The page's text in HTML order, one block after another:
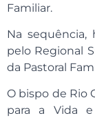
Familiar.
Na sequência,
pelo Regional
da Pastoral
O bispo de Rio
para a Vida e